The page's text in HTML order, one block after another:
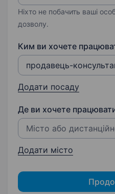
Ніхто не побачить ваші
дозволу.
Ким ви хочете
Додати посаду
Де ви хочете
Додати місто